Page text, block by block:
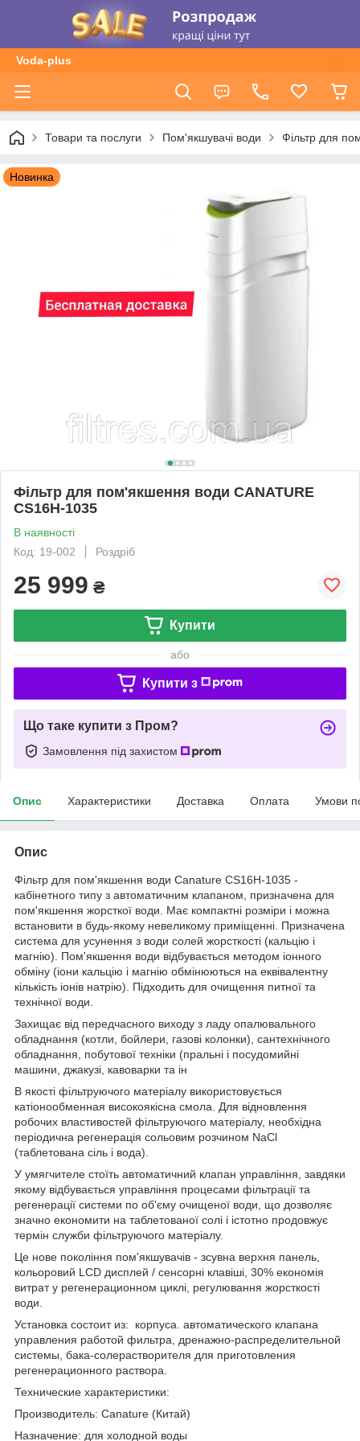
Voda-plus
Товари та послуги Пом'якшувачі води Фільтр для
Новинка
Фільтр для пом'якшення води CANATURE
CS16H-1035
В наявності
Код: 19-002
Роздріб
25 999 ₴
Купити
або
Купити з
Що таке купити з Пром?
Замовлення під захистом
Опис Характеристики Доставка Оплата Умови
Опис
Фільтр для пом'якшення води Canature CS16H-1035 -
кабінетного типу з автоматичним клапаном, призначена для
пом'якшення жорсткої води. Має компактні розміри і можна
встановити в будь-якому невеликому приміщенні. Призначена
система для усунення з води солей жорсткості (кальцію і
магнію). Пом'якшення води відбувається методом іонного
обміну (іони кальцію і магнію обмінюються на еквівалентну
кількість іонів натрію). Підходить для очищення питної та
технічної води.
Захищає від передчасного виходу з ладу опалювального
обладнання (котли, бойлери, газові колонки), сантехнічного
обладнання, побутової техніки (пральні і посудомийні
машини, джакузі, кавоварки та ін
В якості фільтруючого матеріалу використовується
катіонообменная високоякісна смола. Для відновлення
робочих властивостей фільтруючого матеріалу, необхідна
періодична регенерація сольовим розчином NaCl
(таблетована сіль і вода).
У умягчителе стоїть автоматичний клапан управління, завдяки
якому відбувається управління процесами фільтрації та
регенерації системи по об'єму очищеної води, що дозволяє
значно економити на таблетованої солі і істотно продовжує
термін служби фільтруючого матеріалу.
Це нове покоління пом'якшувачів - зсувна верхня панель,
кольоровий LCD дисплей / сенсорні клавіші, 30% економія
витрат у регенерационном циклі, регулювання жорсткості
води.
Установка состоит из: корпуса. автоматического клапана
управления работой фильтра, дренажно-распределительной
системы, бака-солерастворителя для приготовления
регенерационного раствора.
Технические характеристики:
Производитель: Canature (Китай)
Назначение: для холодной воды